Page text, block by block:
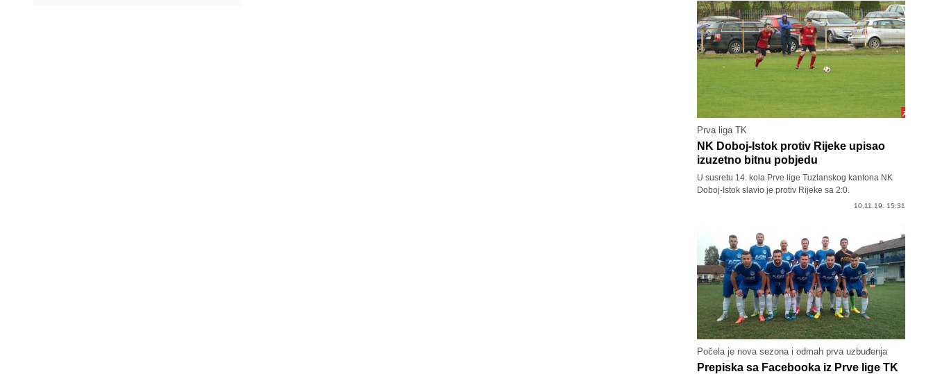
Prva liga TK
NK Doboj-Istok protiv Rijeke upisao
izuzetno bitnu pobjedu
U susretu 14. kola Prve lige Tuzlanskog kantona NK
Doboj-Istok slavio je protiv Rijeke sa 2:0.
10.11.19. 15:31
Počela je nova sezona i odmah prva uzbuđenja
Prepiska sa Facebooka iz Prve lige TK